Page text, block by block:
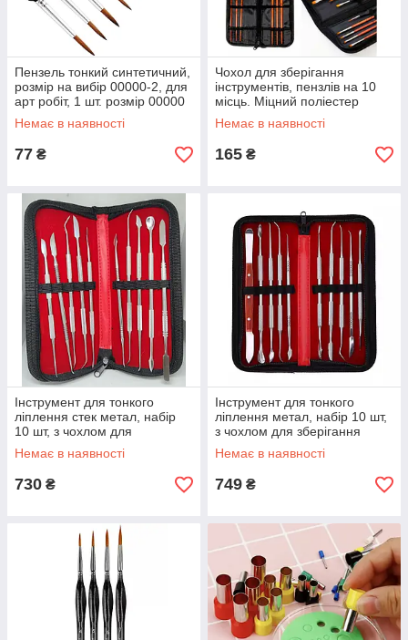
Пензель тонкий синтетичний,
розмір на вибір 00000-2, для
арт робіт, 1 шт. розмір 00000
Немає в наявності
77 ₴
Чохол для зберігання
інструментів, пензлів на 10
місць. Міцний поліестер
Немає в наявності
165 ₴
Інструмент для тонкого
ліплення стек метал, набір
10 шт, з чохлом для
зберігання
Немає в наявності
730 ₴
Інструмент для тонкого
ліплення метал, набір 10 шт,
з чохлом для зберігання
Немає в наявності
749 ₴